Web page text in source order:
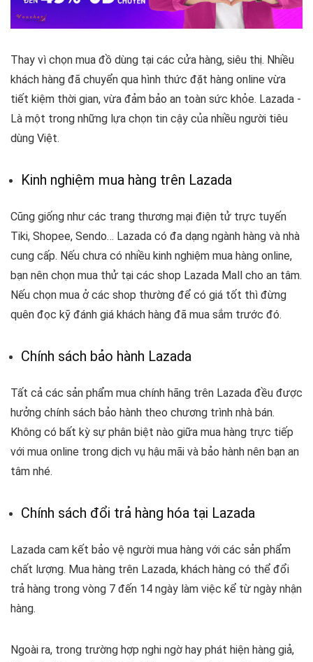
Thay vì chọn mua đồ dùng tại các cửa hàng, siêu thị. Nhiều
khách hàng đã chuyển qua hình thức đặt hàng online vừa
tiết kiệm thời gian, vừa đảm bảo an toàn sức khỏe. Lazada -
Là một trong những lựa chọn tin cậy của nhiều người tiêu
dùng Việt.
Kinh nghiệm mua hàng trên Lazada
Cũng giống như các trang thương mại điện tử trực tuyến
Tiki, Shopee, Sendo… Lazada có đa dạng ngành hàng và nhà
cung cấp. Nếu chưa có nhiều kinh nghiệm mua hàng online,
bạn nên chọn mua thử tại các shop Lazada Mall cho an tâm.
Nếu chọn mua ở các shop thường để có giá tốt thì đừng
quên đọc kỹ đánh giá khách hàng đã mua sắm trước đó.
Chính sách bảo hành Lazada
Tất cả các sản phẩm mua chính hãng trên Lazada đều được
hưởng chính sách bảo hành theo chương trình nhà bán.
Không có bất kỳ sự phân biệt nào giữa mua hàng trực tiếp
với mua online trong dịch vụ hậu mãi và bảo hành nên bạn an
tâm nhé.
Chính sách đổi trả hàng hóa tại Lazada
Lazada cam kết bảo vệ người mua hàng với các sản phẩm
chất lượng. Mua hàng trên Lazada, khách hàng có thể đổi
trả hàng trong vòng 7 đến 14 ngày làm việc kể từ ngày nhận
hàng.
Ngoài ra, trong trường hợp nghi ngờ hay phát hiện hàng giả,